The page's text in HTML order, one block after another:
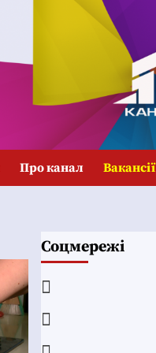
Про канал Вакансії
Соцмережі